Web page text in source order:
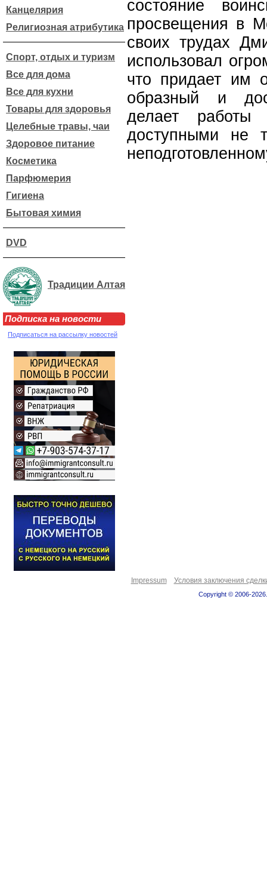
Канцелярия
Религиозная атрибутика
Спорт, отдых и туризм
Все для дома
Все для кухни
Товары для здоровья
Целебные травы, чаи
Здоровое питание
Косметика
Парфюмерия
Гигиена
Бытовая химия
DVD
Традиции Алтая
Подписка на новости
Подписаться на рассылку новостей
состояние
просвещения в
своих трудах
использовал
что придает им
образный и
делает работы
доступными не
Impressum Условия заключения
Copyright © 2006-